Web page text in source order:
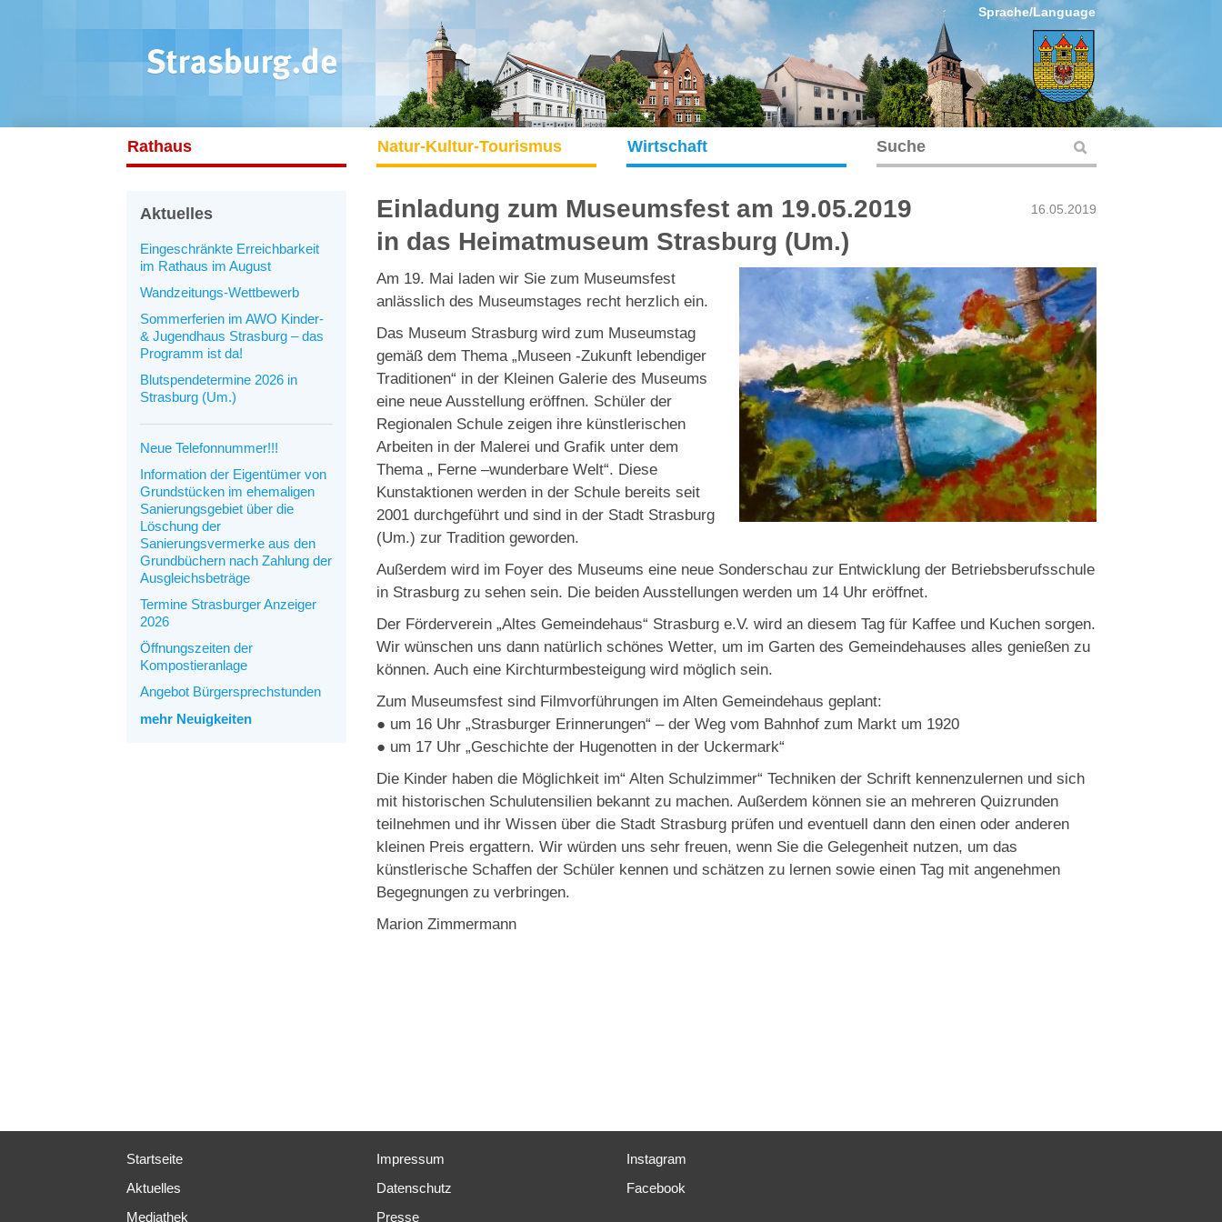
Sprache/Language
Rathaus Natur-Kultur-Tourismus Wirtschaft
Aktuelles
Eingeschränkte Erreichbarkeit
im Rathaus im August
Wandzeitungs-Wettbewerb
Sommerferien im AWO Kinder-
& Jugendhaus Strasburg – das
Programm ist da!
Blutspendetermine 2026 in
Strasburg (Um.)
Neue Telefonnummer!!!
Information der Eigentümer von
Grundstücken im ehemaligen
Sanierungsgebiet über die
Löschung der
Sanierungsvermerke aus den
Grundbüchern nach Zahlung der
Ausgleichsbeträge
Termine Strasburger Anzeiger
2026
Öffnungszeiten der
Kompostieranlage
Angebot Bürgersprechstunden
mehr Neuigkeiten
16.05.2019
Einladung zum Museumsfest am 19.05.2019
in das Heimatmuseum Strasburg (Um.)
Am 19. Mai laden wir Sie zum Museumsfest
anlässlich des Museumstages recht herzlich ein.
Das Museum Strasburg wird zum Museumstag
gemäß dem Thema „Museen -Zukunft lebendiger
Traditionen“ in der Kleinen Galerie des Museums
eine neue Ausstellung eröffnen. Schüler der
Regionalen Schule zeigen ihre künstlerischen
Arbeiten in der Malerei und Grafik unter dem
Thema „ Ferne –wunderbare Welt“. Diese
Kunstaktionen werden in der Schule bereits seit
2001 durchgeführt und sind in der Stadt Strasburg
(Um.) zur Tradition geworden.
Außerdem wird im Foyer des Museums eine neue Sonderschau zur Entwicklung der Betriebsberufsschule
in Strasburg zu sehen sein. Die beiden Ausstellungen werden um 14 Uhr eröffnet.
Der Förderverein „Altes Gemeindehaus“ Strasburg e.V. wird an diesem Tag für Kaffee und Kuchen sorgen.
Wir wünschen uns dann natürlich schönes Wetter, um im Garten des Gemeindehauses alles genießen zu
können. Auch eine Kirchturmbesteigung wird möglich sein.
Zum Museumsfest sind Filmvorführungen im Alten Gemeindehaus geplant:
● um 16 Uhr „Strasburger Erinnerungen“ – der Weg vom Bahnhof zum Markt um 1920
● um 17 Uhr „Geschichte der Hugenotten in der Uckermark“
Die Kinder haben die Möglichkeit im“ Alten Schulzimmer“ Techniken der Schrift kennenzulernen und sich
mit historischen Schulutensilien bekannt zu machen. Außerdem können sie an mehreren Quizrunden
teilnehmen und ihr Wissen über die Stadt Strasburg prüfen und eventuell dann den einen oder anderen
kleinen Preis ergattern. Wir würden uns sehr freuen, wenn Sie die Gelegenheit nutzen, um das
künstlerische Schaffen der Schüler kennen und schätzen zu lernen sowie einen Tag mit angenehmen
Begegnungen zu verbringen.
Marion Zimmermann
Startseite
Aktuelles
Mediathek
Impressum
Datenschutz
Presse
Instagram
Facebook